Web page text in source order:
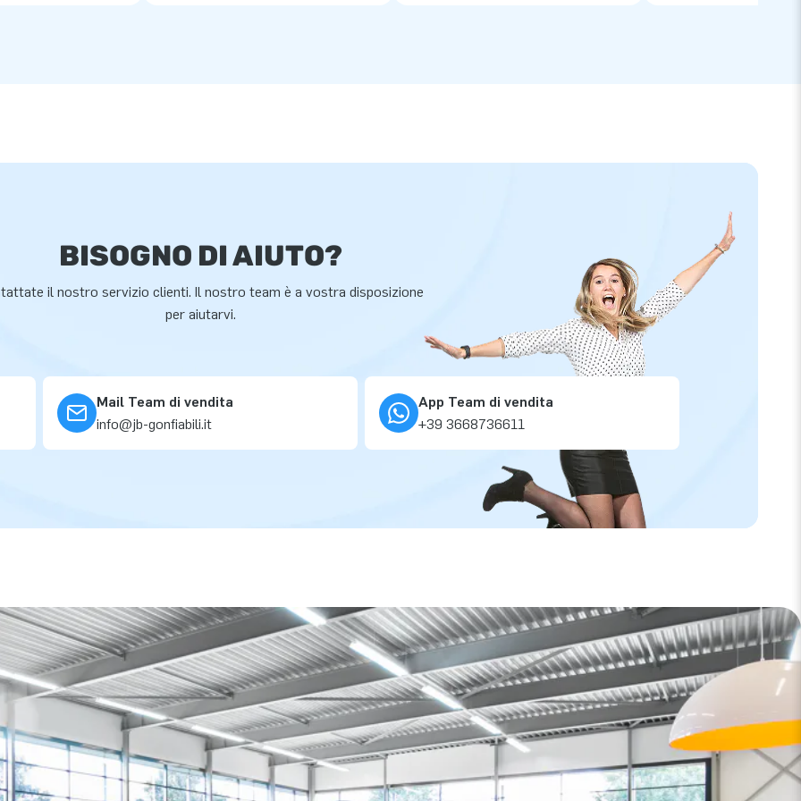
BISOGNO DI AIUTO?
il nostro servizio clienti. Il nostro team è a vostra disposizione
per aiutarvi.
Mail Team di vendita
info@jb-gonfiabili.it
App Team di vendita
+39 3668736611